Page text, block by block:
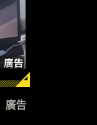
廣告